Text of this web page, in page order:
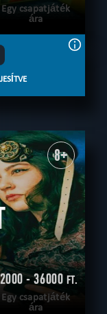
Egy csapatjáték
ára
8+
- 36000 FT.
Egy csapatjáték
ára